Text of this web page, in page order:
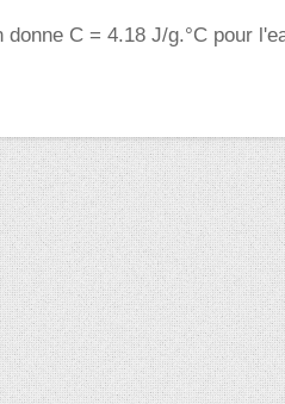
C = 4.18 J/g.°C pour